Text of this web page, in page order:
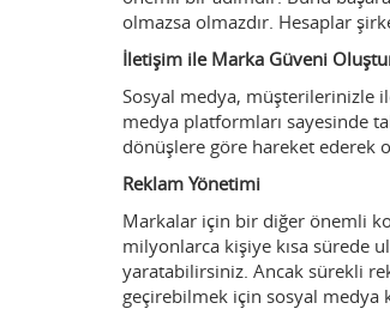
olmazsa olmazdır. Hesaplar
İletişim ile Marka Güveni
Sosyal medya, müşterilerinizle
medya platformları sayesinde
dönüşlere göre hareket ederek
Reklam Yönetimi
Markalar için bir diğer önemli
milyonlarca kişiye kısa sürede
yaratabilirsiniz. Ancak sürekli
geçirebilmek için sosyal medya